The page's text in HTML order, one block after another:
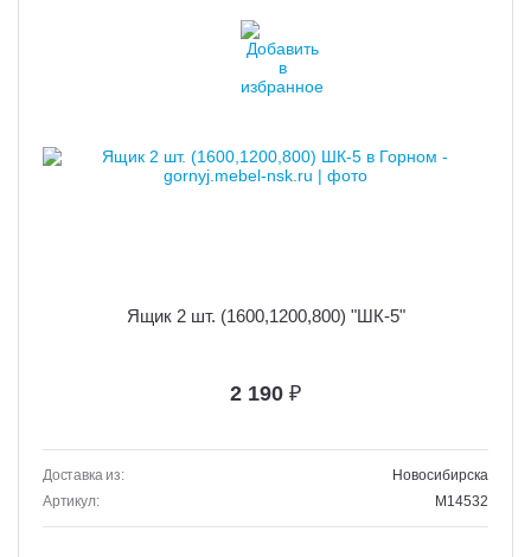
Ящик 2 шт. (1600,1200,800) "ШК-5"
2 190 ₽
Доставка из:
Новосибирска
Артикул:
M14532